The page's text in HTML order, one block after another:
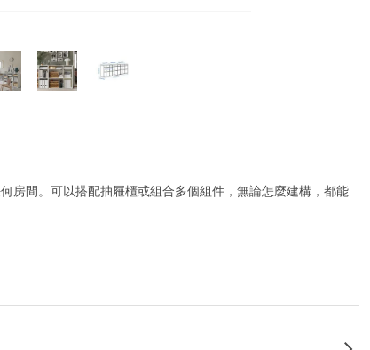
房間。可以搭配抽屜櫃或組合多個組件，無論怎麼建構，都能